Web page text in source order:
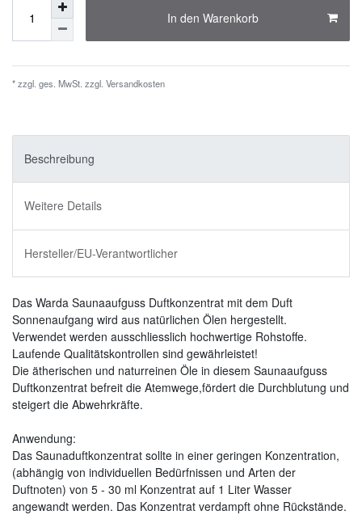
In den Warenkorb
* zzgl. ges. MwSt. zzgl. Versandkosten
Beschreibung
Weitere Details
Hersteller/EU-Verantwortlicher
Das Warda Saunaaufguss Duftkonzentrat mit dem Duft
Sonnenaufgang wird aus natürlichen Ölen hergestellt.
Verwendet werden ausschliesslich hochwertige Rohstoffe.
Laufende Qualitätskontrollen sind gewährleistet!
Die ätherischen und naturreinen Öle in diesem Saunaaufguss
Duftkonzentrat befreit die Atemwege,fördert die Durchblutung und
steigert die Abwehrkräfte.
Anwendung:
Das Saunaduftkonzentrat sollte in einer geringen Konzentration,
(abhängig von individuellen Bedürfnissen und Arten der
Duftnoten) von 5 - 30 ml Konzentrat auf 1 Liter Wasser
angewandt werden. Das Konzentrat verdampft ohne Rückstände.